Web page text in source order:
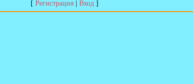
[ Регистрация| Вход]